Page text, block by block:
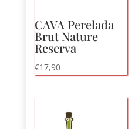
CAVA Perelada
Brut Nature
Reserva
€17,90